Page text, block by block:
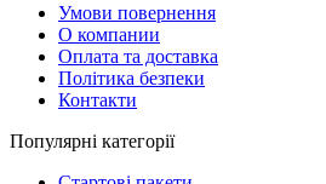
Умови повернення
О компании
Оплата та доставка
Політика безпеки
Контакти
Популярні категорії